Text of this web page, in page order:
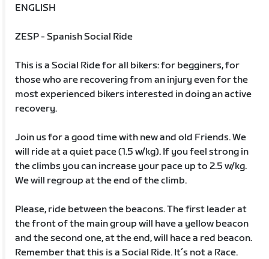
ENGLISH
ZESP - Spanish Social Ride
This is a Social Ride for all bikers: for begginers, for
those who are recovering from an injury even for the
most experienced bikers interested in doing an active
recovery.
Join us for a good time with new and old Friends. We
will ride at a quiet pace (1.5 w/kg). If you feel strong in
the climbs you can increase your pace up to 2.5 w/kg.
We will regroup at the end of the climb.
Please, ride between the beacons. The first leader at
the front of the main group will have a yellow beacon
and the second one, at the end, will hace a red beacon.
Remember that this is a Social Ride. It´s not a Race.